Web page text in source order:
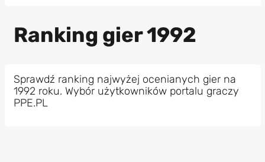
Ranking gier 1992
Sprawdź ranking najwyżej ocenianych gier na
1992 roku. Wybór użytkowników portalu graczy
PPE.PL